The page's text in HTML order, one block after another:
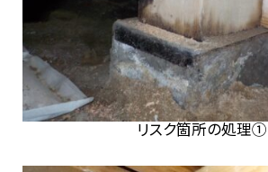
リスク箇所の処理①